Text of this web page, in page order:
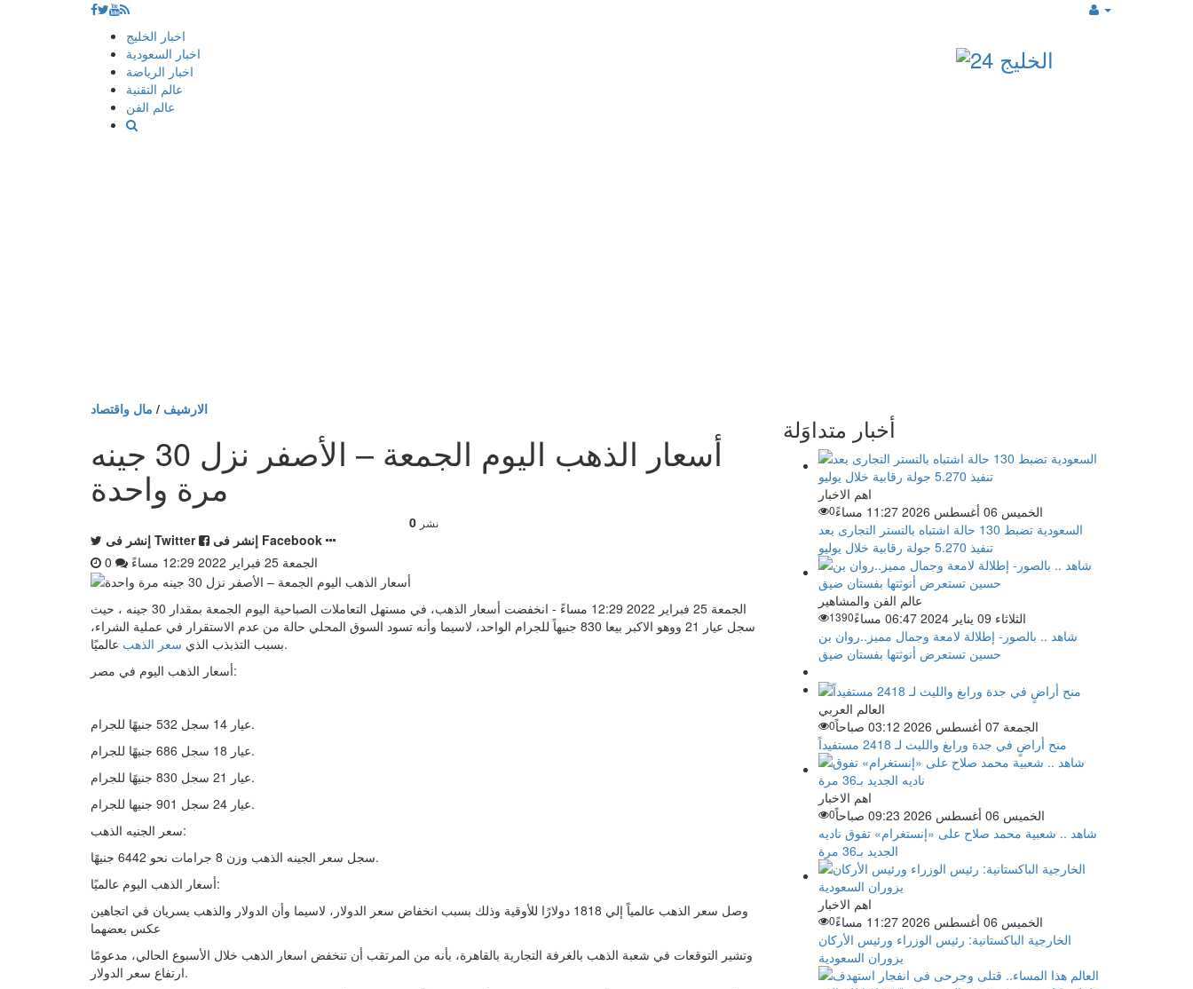
إذهب
المحتوى
اخبار الخليج
اخبار السعودية
اخبار الرياضة
عالم التقنية
عالم الفن
الارشيف / مال واقتصاد
أسعار الذهب اليوم الجمعة – الأصفر نزل 30 جينه
مرة واحدة
0 نشر
إنشر فى Twitter
إنشر فى Facebook
الجمعة 25 فبراير 2022 12:29 مساءً
الجمعة 25 فبراير 2022 12:29 مساءً - انخفضت أسعار الذهب، في مستهل التعاملات الصباحية اليوم الجمعة بمقدار 30 جينه ، حيث
سجل عيار 21 ووهو الاكبر بيعا 830 جنيهاً للجرام الواحد، لاسيما وأنه تسود السوق المحلي حالة من عدم الاستقرار في عملية الشراء،
بسبب التذبذب الذي سعر الذهب
عالميًا.
أسعار الذهب اليوم في مصر:
عيار 14 سجل 532 جنيهًا للجرام.
عيار 18 سجل 686 جنيهًا للجرام.
عيار 21 سجل 830 جنيهًا للجرام.
عيار 24 سجل 901 جنيها للجرام.
سعر الجنيه الذهب:
سجل سعر الجينه الذهب وزن 8 جرامات نحو 6442 جنيهًا.
أسعار الذهب اليوم عالميًا:
وصل سعر الذهب عالمياً إلي 1818 دولارًا للأوقية وذلك بسبب انخفاض سعر الدولار، لاسيما وأن الدولار والذهب يسريان في اتجاهين
عكس بعضهما
وتشير التوقعات في شعبة الذهب بالغرفة التجارية بالقاهرة، بأنه من المرتقب أن تنخفض اسعار الذهب خلال الأسبوع الحالي، مدعومًا
ارتفاع سعر الدولار.
أخبار متداوَلة
اهم الاخبار
الخميس 06 أغسطس 2026 11:27 مساءً
0
السعودية تضبط 130 حالة اشتباه بالتستر التجارى بعد
تنفيذ 5.270 جولة رقابية خلال يوليو
عالم الفن والمشاهير
الثلاثاء 09 يناير 2024 06:47 مساءً
1390
شاهد .. بالصور- إطلالة لامعة وجمال مميز..روان بن
حسين تستعرض أنوثتها بفستان ضيق
العالم العربي
الجمعة 07 أغسطس 2026 03:12 صباحاً
0
منح أراضٍ في جدة ورابغ والليث لـ 2418 مستفيداً
اهم الاخبار
الخميس 06 أغسطس 2026 09:23 صباحاً
0
شاهد .. شعبية محمد صلاح على «إنستغرام» تفوق ناديه
الجديد بـ36 مرة
اهم الاخبار
الخميس 06 أغسطس 2026 11:27 مساءً
0
الخارجية الباكستانية: رئيس الوزراء ورئيس الأركان
يزوران السعودية